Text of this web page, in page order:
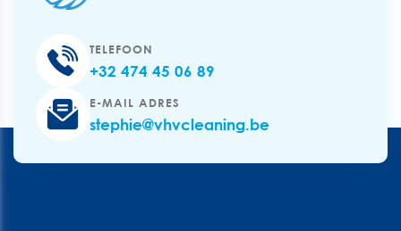
TELEFOON
+32 474 45 06 89
E-MAIL ADRES
stephie@vhvcleaning.be